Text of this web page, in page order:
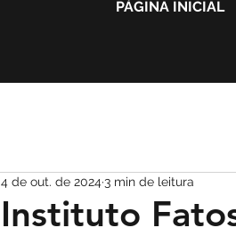
PÁGINA INICIAL
Instituto
4 de out. de 2024 3 min de leitura